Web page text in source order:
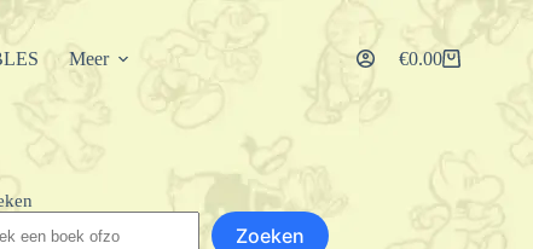
Meer Winkelwagen
€0.00
Zoeken